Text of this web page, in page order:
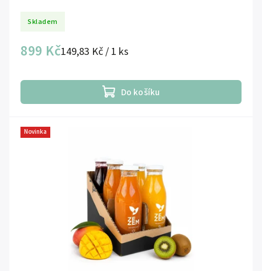
Skladem
899 Kč149,83 Kč / 1 ks
Do košíku
Novinka